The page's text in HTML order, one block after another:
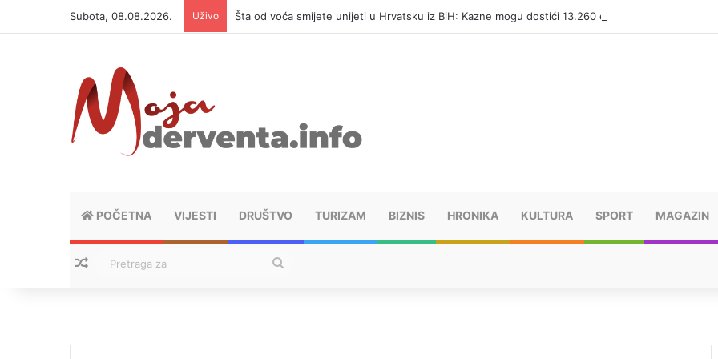
Subota, 08.08.2026. Uživo Šta od voća smijete unijeti u Hrvatsku iz BiH: Kazne mogu dostići 13.260 evra
POČETNA VIJESTI DRUŠTVO TURIZAM BIZNIS HRONIKA KULTURA SPORT MAGAZIN
Nasumični tekstovi